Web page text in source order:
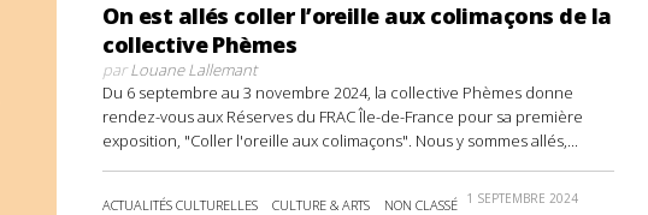
On est allés coller l’oreille aux colimaçons de la
collective Phèmes
parLouane Lallemant
Du 6 septembre au 3 novembre 2024, la collective Phèmes donne
rendez-vous aux Réserves du FRAC Île-de-France pour sa première
exposition, "Coller l'oreille aux colimaçons". Nous y sommes allés,...
ACTUALITÉS CULTURELLES CULTURE & ARTS NON CLASSÉ 1 SEPTEMBRE 2024